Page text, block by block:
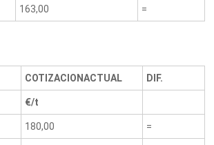
163,00 =
COTIZACIONACTUAL DIF.
€/t
180,00 =